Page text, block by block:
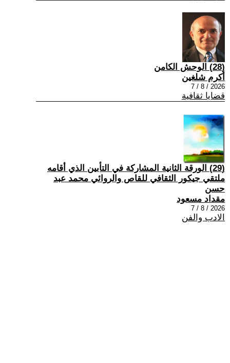
(28) الوحش الكامن
أكرم شلغين
2026 / 8 / 7
قضايا ثقافية
(29) الورقة الثانية المشاركة في التأبين الذي أقامه
ملتقي جيكور الثقافي للقاص والروائي محمد عبد
حسن
مقداد مسعود
2026 / 8 / 7
الادب والفن